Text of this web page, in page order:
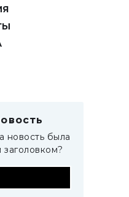
новость была